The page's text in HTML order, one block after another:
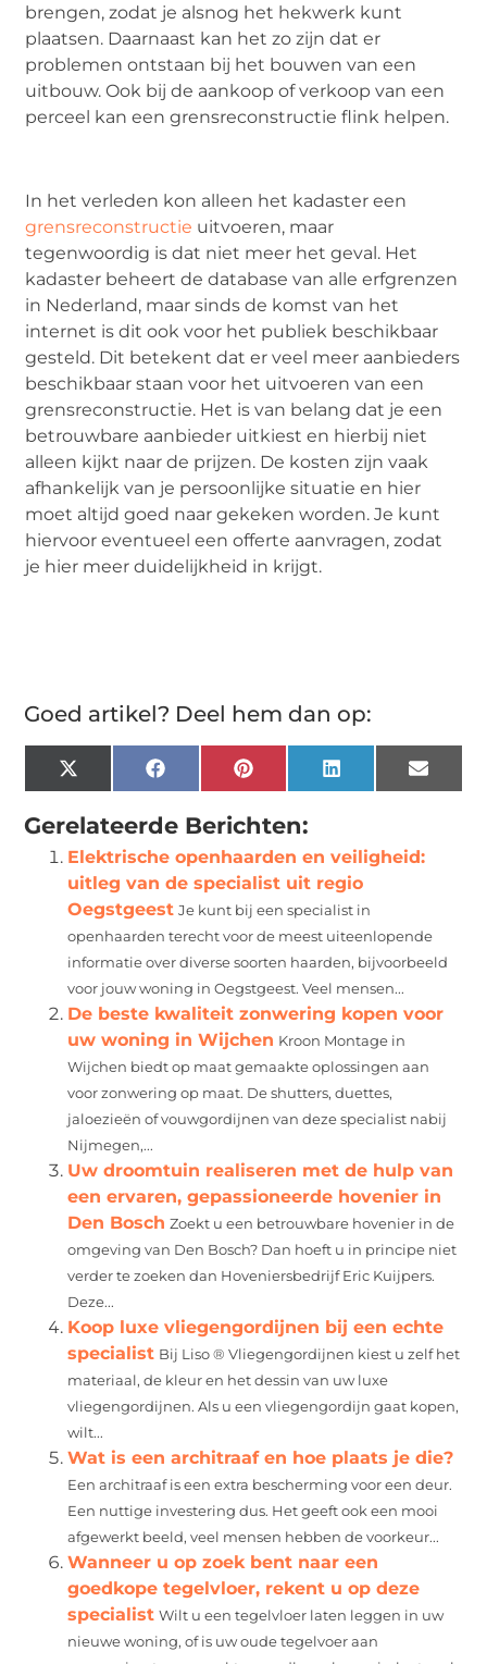
brengen, zodat je alsnog het hekwerk kunt
plaatsen. Daarnaast kan het zo zijn dat er
problemen ontstaan bij het bouwen van een
uitbouw. Ook bij de aankoop of verkoop van een
perceel kan een grensreconstructie flink helpen.
In het verleden kon alleen het kadaster een
grensreconstructie uitvoeren, maar
tegenwoordig is dat niet meer het geval. Het
kadaster beheert de database van alle erfgrenzen
in Nederland, maar sinds de komst van het
internet is dit ook voor het publiek beschikbaar
gesteld. Dit betekent dat er veel meer aanbieders
beschikbaar staan voor het uitvoeren van een
grensreconstructie. Het is van belang dat je een
betrouwbare aanbieder uitkiest en hierbij niet
alleen kijkt naar de prijzen. De kosten zijn vaak
afhankelijk van je persoonlijke situatie en hier
moet altijd goed naar gekeken worden. Je kunt
hiervoor eventueel een offerte aanvragen, zodat
je hier meer duidelijkheid in krijgt.
Goed artikel? Deel hem dan op:
X
(Twitter)
FacebookPinterest LinkedIn Email
Gerelateerde Berichten:
Elektrische openhaarden en veiligheid:
uitleg van de specialist uit regio
Oegstgeest Je kunt bij een specialist in
openhaarden terecht voor de meest uiteenlopende
informatie over diverse soorten haarden, bijvoorbeeld
voor jouw woning in Oegstgeest. Veel mensen...
De beste kwaliteit zonwering kopen voor
uw woning in Wijchen Kroon Montage in
Wijchen biedt op maat gemaakte oplossingen aan
voor zonwering op maat. De shutters, duettes,
jaloezieën of vouwgordijnen van deze specialist nabij
Nijmegen,...
Uw droomtuin realiseren met de hulp van
een ervaren, gepassioneerde hovenier in
Den Bosch Zoekt u een betrouwbare hovenier in de
omgeving van Den Bosch? Dan hoeft u in principe niet
verder te zoeken dan Hoveniersbedrijf Eric Kuijpers.
Deze...
Koop luxe vliegengordijnen bij een echte
specialist Bij Liso ® Vliegengordijnen kiest u zelf het
materiaal, de kleur en het dessin van uw luxe
vliegengordijnen. Als u een vliegengordijn gaat kopen,
wilt...
Wat is een architraaf en hoe plaats je die?
Een architraaf is een extra bescherming voor een deur.
Een nuttige investering dus. Het geeft ook een mooi
afgewerkt beeld, veel mensen hebben de voorkeur...
Wanneer u op zoek bent naar een
goedkope tegelvloer, rekent u op deze
specialist Wilt u een tegelvloer laten leggen in uw
nieuwe woning, of is uw oude tegelvoer aan